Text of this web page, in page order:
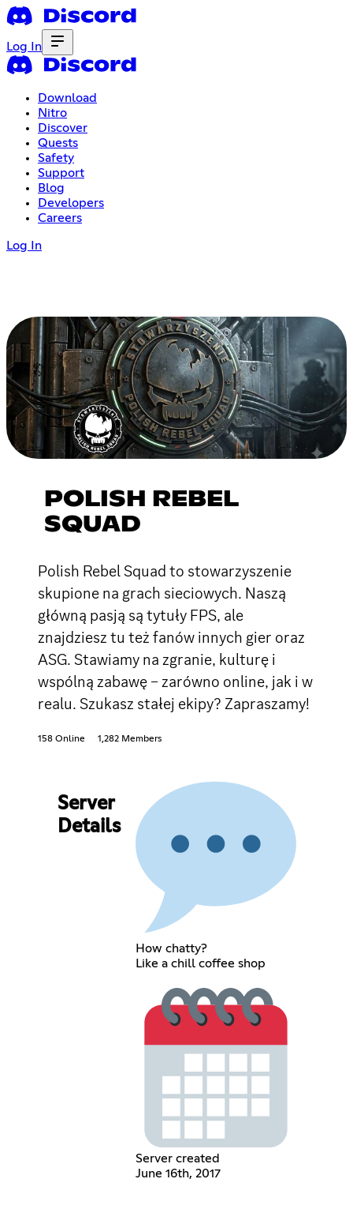
Log In
Download
Nitro
Discover
Quests
Safety
Support
Blog
Developers
Careers
Log In
POLISH REBEL
SQUAD
Polish Rebel Squad to stowarzyszenie
skupione na grach sieciowych. Naszą
główną pasją są tytuły FPS, ale
znajdziesz tu też fanów innych gier oraz
ASG. Stawiamy na zgranie, kulturę i
wspólną zabawę – zarówno online, jak i w
realu. Szukasz stałej ekipy? Zapraszamy!
158 Online 1,282 Members
Server
Details
How chatty?
Like a chill coffee shop
Server created
June 16th, 2017